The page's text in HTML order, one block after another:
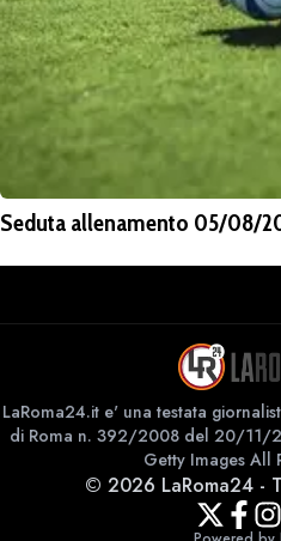
Seduta allenamento 05/08/
LaRoma24.it e' una testata
di Roma n. 392/2008 del 20/11/
Getty Images All
© 2026 LaRoma24-